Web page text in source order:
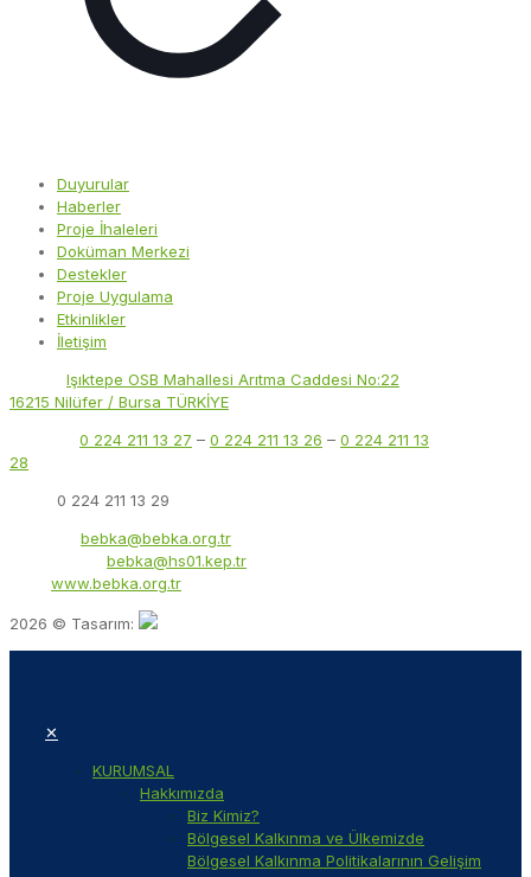
Duyurular
Haberler
Proje İhaleleri
Doküman Merkezi
Destekler
Proje Uygulama
Etkinlikler
İletişim
Işıktepe OSB Mahallesi Arıtma Caddesi No:22
16215 Nilüfer / Bursa TÜRKİYE
0 224 211 13 27 – 0 224 211 13 26 – 0 224 211 13
28
0 224 211 13 29
bebka@bebka.org.tr
bebka@hs01.kep.tr
www.bebka.org.tr
2026 © Tasarım:
✕
KURUMSAL
Hakkımızda
Biz Kimiz?
Bölgesel Kalkınma ve Ülkemizde
Bölgesel Kalkınma Politikalarının Gelişim